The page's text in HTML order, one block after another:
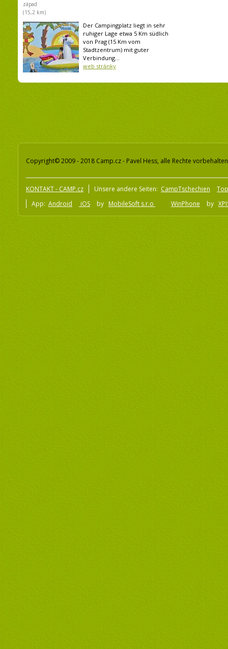
západ
(15,2 km)
Der Campingplatz liegt in sehr
ruhiger Lage etwa 5 Km südlich
von Prag (15 Km vom
Stadtzentrum) mit guter
Verbindung...
web stránky
Copyright© 2009 - 2018 Camp.cz - Pavel Hess, alle Rechte vorbehalten
KONTAKT - CAMP.cz Unsere andere Seiten: CampTschechien
App: Android iOS by MobileSoft s.r.o WinPhone by